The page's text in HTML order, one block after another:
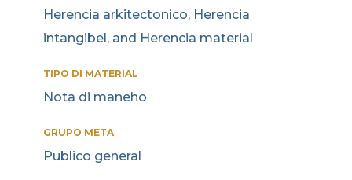
Herencia arkitectonico, Herencia
intangibel, and Herencia material
TIPO DI MATERIAL
Nota di maneho
GRUPO META
Publico general